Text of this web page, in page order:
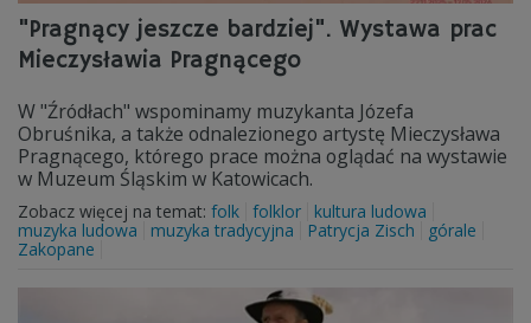
"Pragnący jeszcze bardziej". Wystawa prac
Mieczysławia Pragnącego
W "Źródłach" wspominamy muzykanta Józefa
Obruśnika, a także odnalezionego artystę Mieczysława
Pragnącego, którego prace można oglądać na wystawie
w Muzeum Śląskim w Katowicach.
Zobacz więcej na temat: folk folklor
kultura ludowa
muzyka ludowa
muzyka tradycyjna Patrycja Zisch
górale
Zakopane